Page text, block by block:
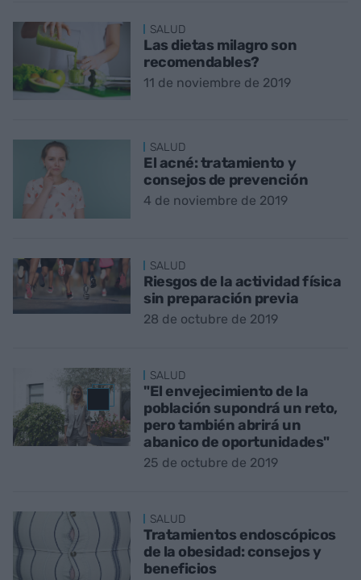
SALUD
Las dietas milagro son
recomendables?
11 de noviembre de 2019
SALUD
El acné: tratamiento y
consejos de prevención
4 de noviembre de 2019
SALUD
Riesgos de la actividad física
sin preparación previa
28 de octubre de 2019
SALUD
"El envejecimiento de la
población supondrá un reto,
pero también abrirá un
abanico de oportunidades"
25 de octubre de 2019
SALUD
Tratamientos endoscópicos
de la obesidad: consejos y
beneficios